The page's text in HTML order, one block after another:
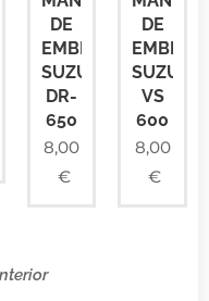
DE
EMBRAIAGEM
SUZUKI
DR-
650
8,00
€
DE
SUZUKI
VS
600
8,00
€